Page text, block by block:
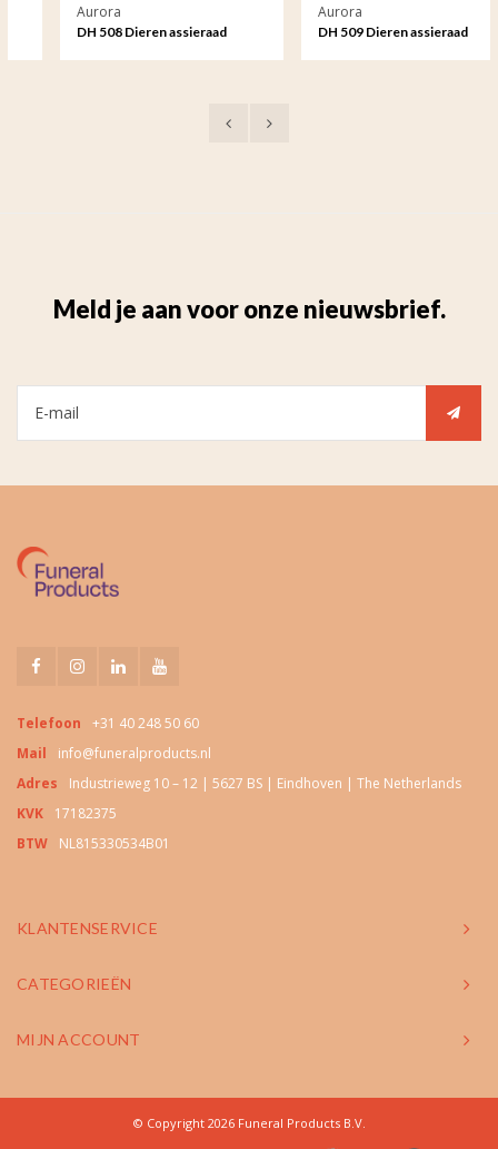
Aurora
DH 508 Dieren assieraad
Aurora
DH 509 Dieren assieraad
Meld je aan voor onze nieuwsbrief.
Telefoon
+31 40 248 50 60
Mail
info@funeralproducts.nl
Adres
Industrieweg 10 – 12 | 5627 BS | Eindhoven | The Netherlands
KVK
17182375
BTW
NL815330534B01
KLANTENSERVICE
CATEGORIEËN
MIJN ACCOUNT
© Copyright 2026 Funeral Products B.V.